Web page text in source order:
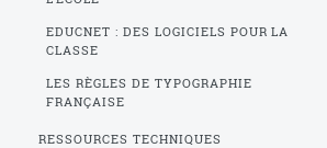
EDUCNET : DES LOGICIELS POUR LA
CLASSE
LES RÈGLES DE TYPOGRAPHIE
FRANÇAISE
RESSOURCES TECHNIQUES